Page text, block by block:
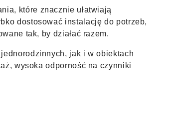
które znacznie ułatwiają
dostosować instalację do potrzeb,
tak, by działać razem.
jak i w obiektach
wysoka odporność na czynniki